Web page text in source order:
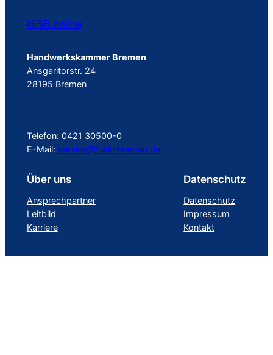
HiBB.online
Handwerkskammer Bremen
Ansgaritorstr. 24
28195 Bremen
Telefon: 0421 30500-0
E-Mail: service@hwk-bremen.de
Über uns
Ansprechpartner
Leitbild
Karriere
Datenschutz
Datenschutz
Impressum
Kontakt